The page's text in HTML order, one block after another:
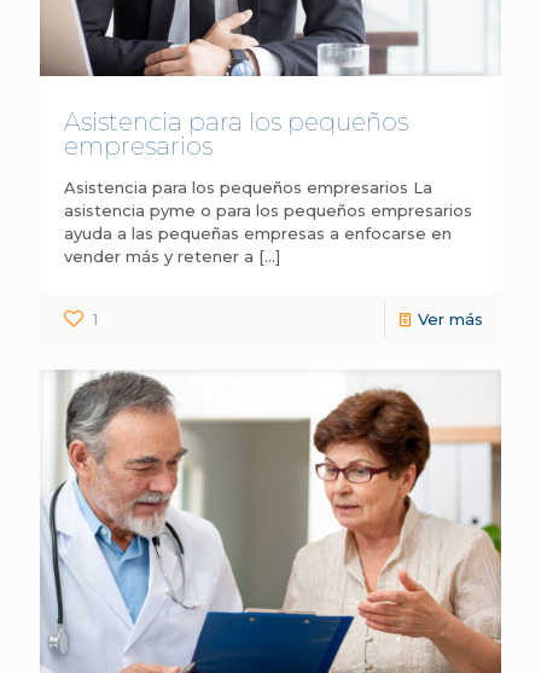
Asistencia para los pequeños
empresarios
Asistencia para los pequeños empresarios La
asistencia pyme o para los pequeños empresarios
ayuda a las pequeñas empresas a enfocarse en
vender más y retener a […]
1 Ver más